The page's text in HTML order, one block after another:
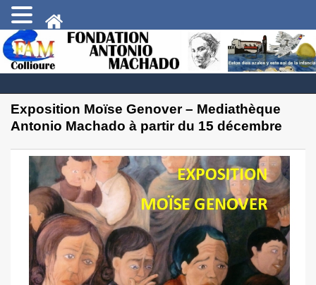
Exposition Moïse Genover – Mediathèque
Antonio Machado à partir du 15 décembre